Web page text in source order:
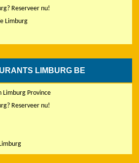
Reserveer nu!
Limburg
LIMBURG BE
Limburg Province
Reserveer nu!